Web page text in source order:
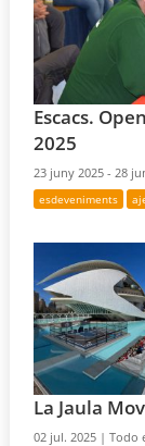
Escacs.
2025
23 juny 2025 - 28
esdeveniments
La Jaula
02 jul. 2025 |Todo